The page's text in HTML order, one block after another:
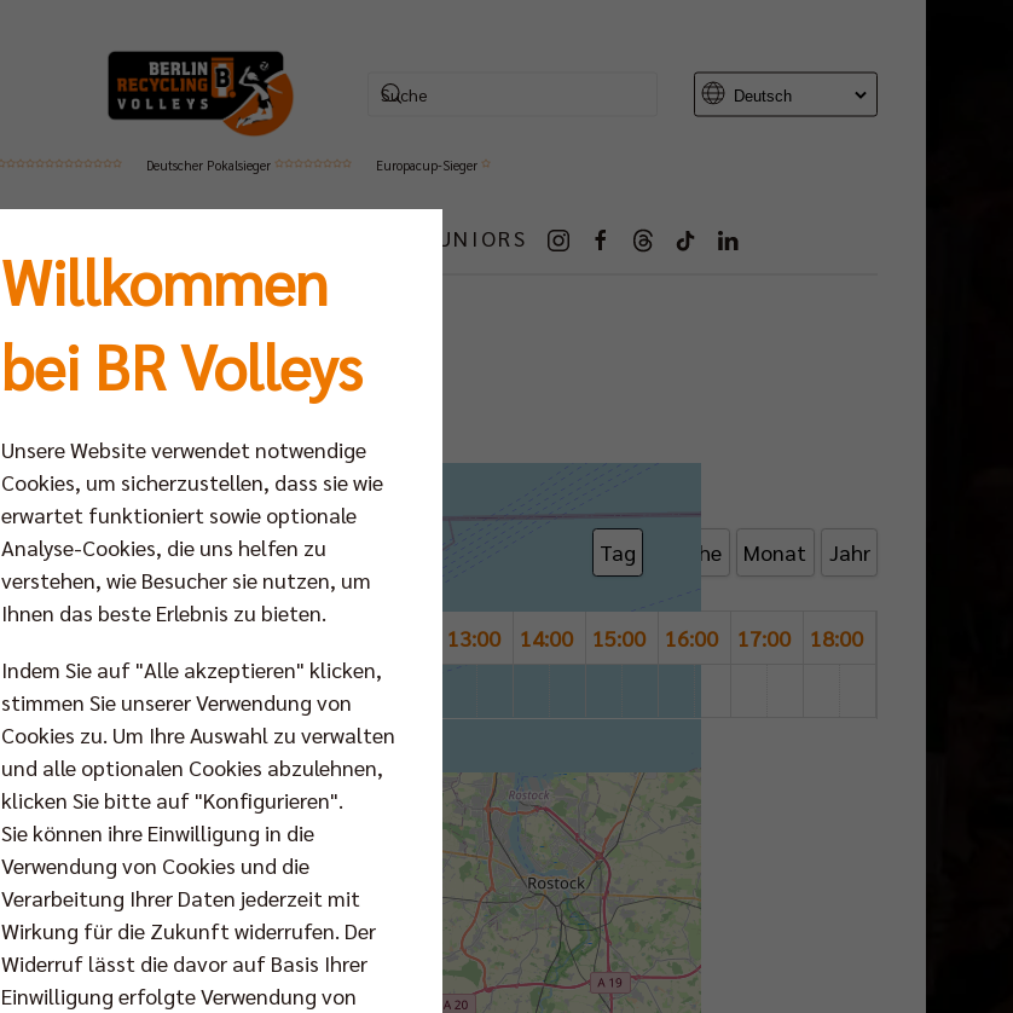
Deutscher Pokalsieger Europacup-Sieger
SCC JUNIORS
August 7 2026 Tag Woche Monat Jahr
13:00 14:00 15:00 16:00 17:00 18:00
Willkommen
bei BR Volleys
Unsere Website verwendet notwendige
Cookies, um sicherzustellen, dass sie wie
erwartet funktioniert sowie optionale
Analyse-Cookies, die uns helfen zu
verstehen, wie Besucher sie nutzen, um
Ihnen das beste Erlebnis zu bieten.
Indem Sie auf "Alle akzeptieren" klicken,
stimmen Sie unserer Verwendung von
Cookies zu. Um Ihre Auswahl zu verwalten
und alle optionalen Cookies abzulehnen,
klicken Sie bitte auf "Konfigurieren".
Sie können ihre Einwilligung in die
Verwendung von Cookies und die
Verarbeitung Ihrer Daten jederzeit mit
Wirkung für die Zukunft widerrufen. Der
Widerruf lässt die davor auf Basis Ihrer
Einwilligung erfolgte Verwendung von